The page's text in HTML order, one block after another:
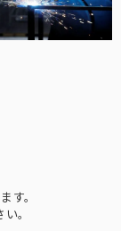
す。
。